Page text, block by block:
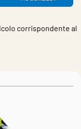
corrispondente al